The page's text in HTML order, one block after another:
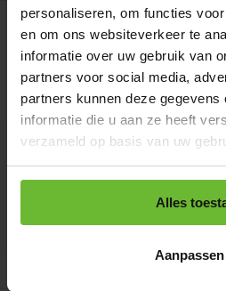
personaliseren, om functies
en om ons websiteverkeer te
informatie over uw gebruik van
partners voor social media,
partners kunnen deze
informatie die u aan ze heeft
verzameld op basis van uw
Alles
Aanpassen
Op werkdagen voor 15.00 uur
Mt2329 pot met 200
Art# 18170
Op voorraad
info@dekruidenbaron.nl